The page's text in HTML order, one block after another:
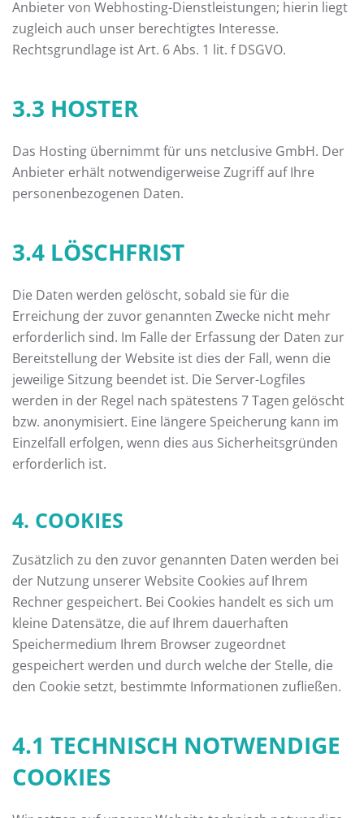
Anbieter von Webhosting-Dienstleistungen; hierin liegt
zugleich auch unser berechtigtes Interesse.
Rechtsgrundlage ist Art. 6 Abs. 1 lit. f DSGVO.
3.3 HOSTER
Das Hosting übernimmt für uns netclusive GmbH. Der
Anbieter erhält notwendigerweise Zugriff auf Ihre
personenbezogenen Daten.
3.4 LÖSCHFRIST
Die Daten werden gelöscht, sobald sie für die
Erreichung der zuvor genannten Zwecke nicht mehr
erforderlich sind. Im Falle der Erfassung der Daten zur
Bereitstellung der Website ist dies der Fall, wenn die
jeweilige Sitzung beendet ist. Die Server-Logfiles
werden in der Regel nach spätestens 7 Tagen gelöscht
bzw. anonymisiert. Eine längere Speicherung kann im
Einzelfall erfolgen, wenn dies aus Sicherheitsgründen
erforderlich ist.
4. COOKIES
Zusätzlich zu den zuvor genannten Daten werden bei
der Nutzung unserer Website Cookies auf Ihrem
Rechner gespeichert. Bei Cookies handelt es sich um
kleine Datensätze, die auf Ihrem dauerhaften
Speichermedium Ihrem Browser zugeordnet
gespeichert werden und durch welche der Stelle, die
den Cookie setzt, bestimmte Informationen zufließen.
4.1 TECHNISCH NOTWENDIGE
COOKIES